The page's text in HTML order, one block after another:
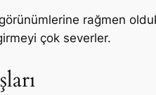
rağmen
çok severler.